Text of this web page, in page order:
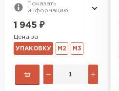
Показать
информацию
1 945 ₽
Цена за
УПАКОВКУ М2 М3